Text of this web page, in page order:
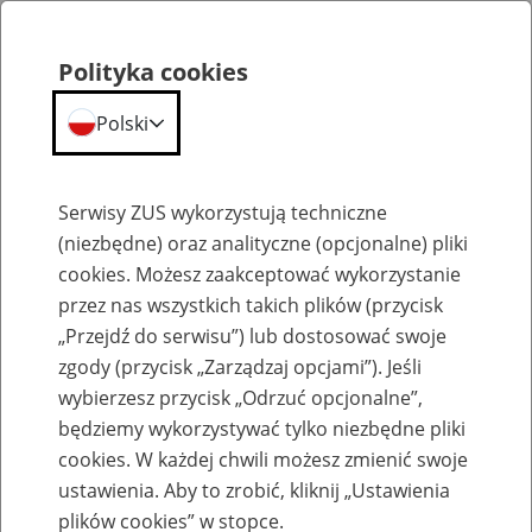
Emerytury
Baza zlikwidowanych lub
przekształconych zakładów pracy
Polityka cookies
Polski
Serwisy ZUS wykorzystują techniczne
(niezbędne) oraz analityczne (opcjonalne) pliki
cookies. Możesz zaakceptować wykorzystanie
przez nas wszystkich takich plików (przycisk
„Przejdź do serwisu”) lub dostosować swoje
zgody (przycisk „Zarządzaj opcjami”). Jeśli
wybierzesz przycisk „Odrzuć opcjonalne”,
będziemy wykorzystywać tylko niezbędne pliki
cookies. W każdej chwili możesz zmienić swoje
ustawienia. Aby to zrobić, kliknij „Ustawienia
plików cookies” w stopce.